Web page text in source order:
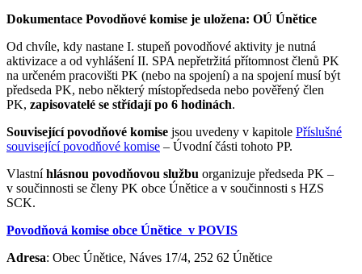
Dokumentace Povodňové komise je uložena: OÚ Únětice
Od chvíle, kdy nastane I. stupeň povodňové aktivity je nutná
aktivizace a od vyhlášení II. SPA nepřetržitá přítomnost členů PK
na určeném pracovišti PK (nebo na spojení) a na spojení musí být
předseda PK, nebo některý místopředseda nebo pověřený člen
PK, zapisovatelé se střídají po 6 hodinách.
Související povodňové komise jsou uvedeny v kapitole Příslušné
související povodňové komise – Úvodní části tohoto PP.
Vlastníhlásnou povodňovou službu organizuje předseda PK –
v součinnosti se členy PK obce Únětice a v součinnosti s HZS
SCK.
Povodňová komise obce Únětice v POVIS
Adresa: Obec Únětice, Náves 17/4, 252 62 Únětice